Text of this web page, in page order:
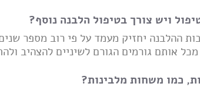
ויש צורך בטיפול הלבנה נוסף?
ההלבנה יחזיק מעמד על פי רוב מספר
אותם גורמים הגורם לשיניים להצהיב
כמו משחות מלבינות?